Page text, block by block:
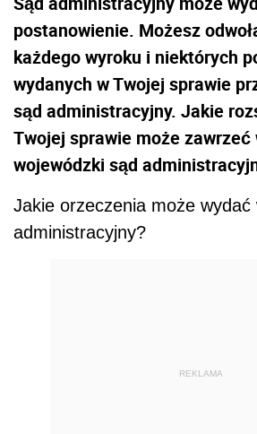
postanowienie. Możesz
każdego wyroku i niektórych
wydanych w Twojej sprawie
sąd administracyjny. Jakie
Twojej sprawie może zawrzeć
wojewódzki sąd
Jakie orzeczenia może wydać
administracyjny?
REKLAMA